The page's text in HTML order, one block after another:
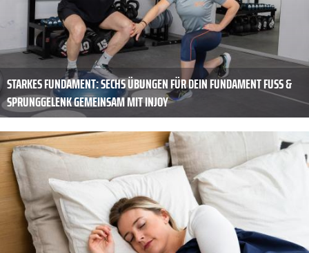
STARKES FUNDAMENT: SECHS ÜBUNGEN FÜR DEIN FUNDAMENT FUSS & S
PRUNGGELENK GEMEINSAM MIT INJOY